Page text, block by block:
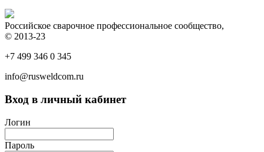
Российское сварочное профессиональное сообщество,
© 2013-23
+7 499 346 0 345
info@rusweldcom.ru
Вход в личный кабинет
Логин
Пароль